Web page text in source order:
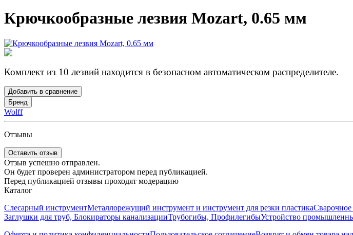
Крючкообразные лезвия Моzаrt, 0.65 мм
Комплект из 10 лезвий находится в безопасном автоматическом распределителе.
Добавить в сравнение
Бренд
Wolff
Отзывы
Оставить отзыв
Отзыв успешно отправлен.
Он будет проверен администратором перед публикацией.
Перед публикацией отзывы проходят модерацию
Каталог
Слесарный инструментМеталлорежущий инструмент и инструмент для резки пластикаСварочное
Заглушки для труб, Блокираторы канализацииТрубогибы, ПрофилегибыУстройство